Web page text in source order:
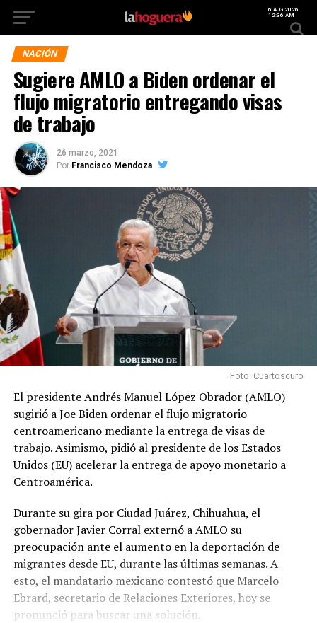
6 AUG 2026
12:36 AM
NACIÓN
Sugiere AMLO a Biden ordenar el
flujo migratorio entregando visas
de trabajo
26 marzo, 2021
Por Francisco Mendoza
Foto: Cuartoscuro
El presidente Andrés Manuel López Obrador (AMLO)
sugirió a Joe Biden ordenar el flujo migratorio
centroamericano mediante la entrega de visas de
trabajo. Asimismo, pidió al presidente de los Estados
Unidos (EU) acelerar la entrega de apoyo monetario a
Centroamérica.
Durante su gira por Ciudad Juárez, Chihuahua, el
gobernador Javier Corral externó a AMLO su
preocupación ante el aumento en la deportación de
migrantes desde EU, durante las últimas semanas. A
esto, el mandatario mexicano contestó que Marcelo
Ebrard, secretario de Relaciones Exteriores, hoy se
pronunció para buscar una solución.